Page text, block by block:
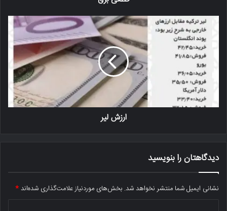
ارزش لیر
دیدگاهتان را بنویسید
نشانی ایمیل شما منتشر نخواهد شد. بخش‌های موردنیاز علامت‌گذاری شده‌اند*